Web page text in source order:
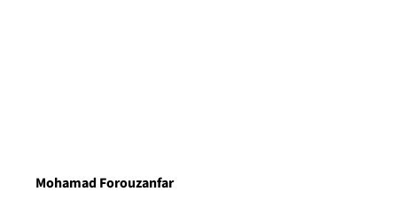
Mohamad Forouzanfar